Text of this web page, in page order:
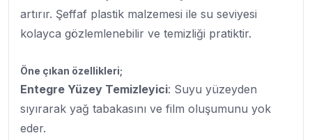
artırır. Şeffaf plastik malzemesi ile su seviyesi
kolayca gözlemlenebilir ve temizliği pratiktir.
Öne çıkan özellikleri;
Entegre Yüzey Temizleyici: Suyu yüzeyden
sıyırarak yağ tabakasını ve film oluşumunu yok
eder.